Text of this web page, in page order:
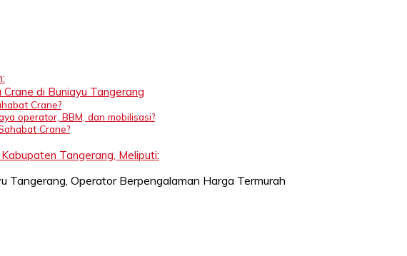
di Buniayu Tangerang
Crane?
operator, BBM, dan mobilisasi?
Crane?
Tangerang, Meliputi: